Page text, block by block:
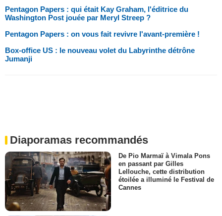
Pentagon Papers : qui était Kay Graham, l'éditrice du
Washington Post jouée par Meryl Streep ?
Pentagon Papers : on vous fait revivre l'avant-première !
Box-office US : le nouveau volet du Labyrinthe détrône
Jumanji
Diaporamas recommandés
De Pio Marmaï à Vimala Pons
en passant par Gilles
Lellouche, cette distribution
étoilée a illuminé le Festival de
Cannes